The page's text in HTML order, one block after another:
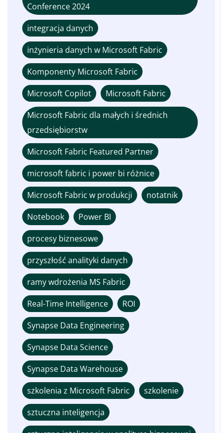
Conference 2024
integracja danych
inżynieria danych w Microsoft Fabric
Komponenty Microsoft Fabric
Microsoft Copilot
Microsoft Fabric
Microsoft Fabric dla małych i średnich
przedsiębiorstw
Microsoft Fabric Featured Partner
microsoft fabric i power bi różnice
Microsoft Fabric w produkcji
notatnik
Notebook
Power BI
procesy biznesowe
przyszłość analityki danych
ramy wdrożenia MS Fabric
Real-Time Intelligence
ROI
Synapse Data Engineering
Synapse Data Science
Synapse Data Warehouse
szkolenia z Microsoft Fabric
szkolenie
sztuczna inteligencja